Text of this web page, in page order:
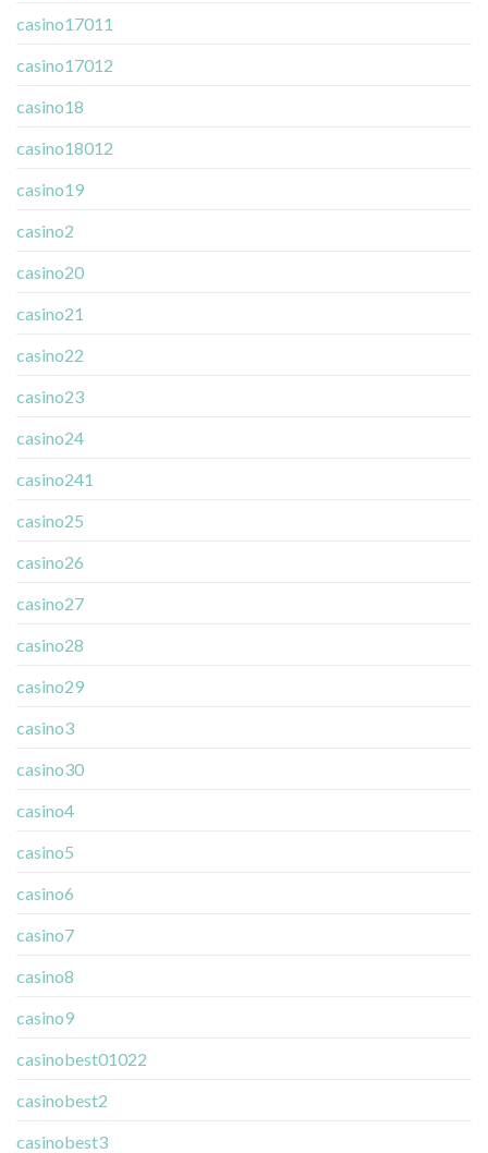
casino17011
casino17012
casino18
casino18012
casino19
casino2
casino20
casino21
casino22
casino23
casino24
casino241
casino25
casino26
casino27
casino28
casino29
casino3
casino30
casino4
casino5
casino6
casino7
casino8
casino9
casinobest01022
casinobest2
casinobest3